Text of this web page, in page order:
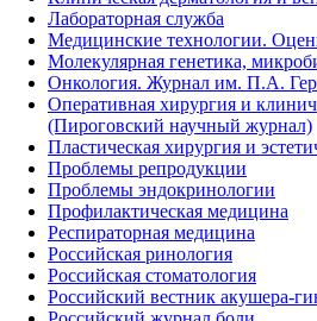
Лабораторная служба
Медицинские технологии.
Молекулярная генетика,
Онкология. Журнал им. П.А.
Оперативная хирургия и
(Пироговский научный журнал)
Пластическая хирургия и
Проблемы репродукции
Проблемы эндокринологии
Профилактическая медицина
Респираторная медицина
Российская ринология
Российская стоматология
Российский вестник акушера-